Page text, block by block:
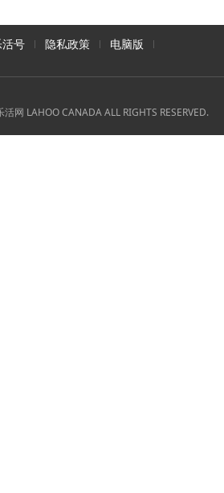
活号 隐私政策 电脑版
网 LAHOO CANADA ALL RIGHTS RESERVED.